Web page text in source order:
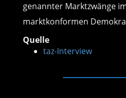
genannter Marktzwänge
marktkonformen
Quelle
taz-Interview